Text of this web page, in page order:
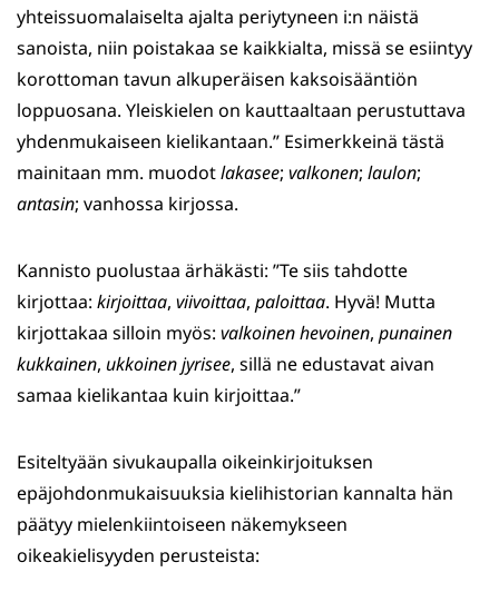
yhteissuomalaiselta ajalta periytyneen i:n näistä
sanoista, niin poistakaa se kaikkialta, missä se esiintyy
korottoman tavun alkuperäisen kaksoisääntiön
loppuosana. Yleiskielen on kauttaaltaan perustuttava
yhdenmukaiseen kielikantaan.” Esimerkkeinä tästä
mainitaan mm. muodotlakasee; valkonen; laulon;
antasin; vanhossa kirjossa.
Kannisto puolustaa ärhäkästi: ”Te siis tahdotte
kirjottaa: kirjoittaa, viivoittaa, paloittaa. Hyvä! Mutta
kirjottakaa silloin myös: valkoinen hevoinen, punainen
kukkainen, ukkoinen jyrisee, sillä ne edustavat aivan
samaa kielikantaa kuin kirjoittaa.”
Esiteltyään sivukaupalla oikeinkirjoituksen
epäjohdonmukaisuuksia kielihistorian kannalta hän
päätyy mielenkiintoiseen näkemykseen
oikeakielisyyden perusteista: